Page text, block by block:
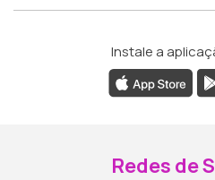
Instale a
Redes de